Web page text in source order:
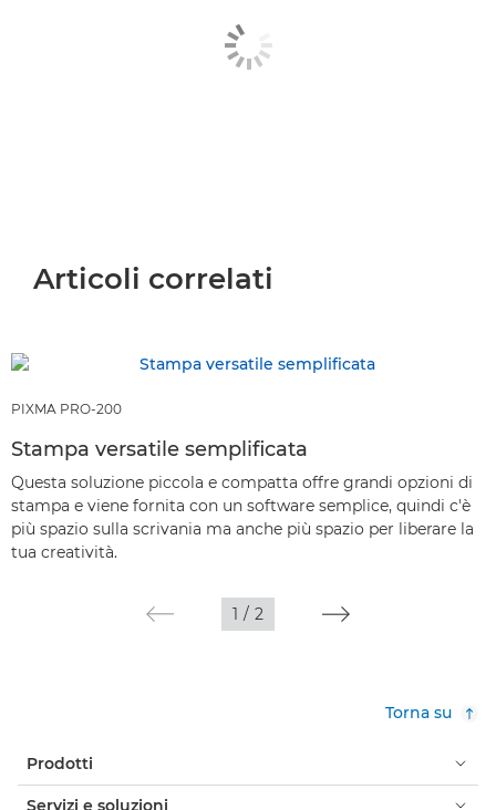
Articoli correlati
PIXMA PRO-200
Stampa versatile semplificata
Questa soluzione piccola e compatta offre grandi opzioni di
stampa e viene fornita con un software semplice, quindi c'è
più spazio sulla scrivania ma anche più spazio per liberare la
tua creatività.
1 / 2
Torna su
Prodotti
Servizi e soluzioni